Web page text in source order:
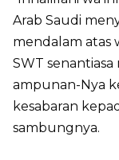
Arab Saudi
mendalam atas
SWT
ampunan-Nya
kesabaran
sambungnya.